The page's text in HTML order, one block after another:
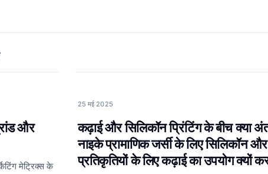
और
मेट्रिक्स के
25 मई 2025
कढ़ाई और सिलिकॉन प्रिंटिंग के बीच क्या
नाइके प्रामाणिक जर्सी के लिए सिलिकॉन और
प्रतिकृतियों के लिए कढ़ाई का उपयोग क्यों